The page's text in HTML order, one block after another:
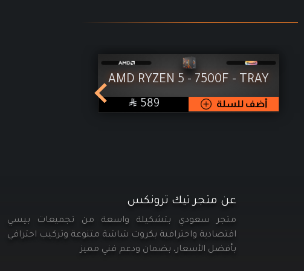
AMD RYZEN 5 - 7500F - TRAY
أضف للسلة  SAR
589
عن متجر تيك ترونكس
متجر سعودي بتشكيلة واسعة من تجميعات بيسي
اقتصادية واحترافية بكروت شاشة متنوعة وتركيب احترافي
بأفضل الأسعار، بضمان ودعم فني مميز